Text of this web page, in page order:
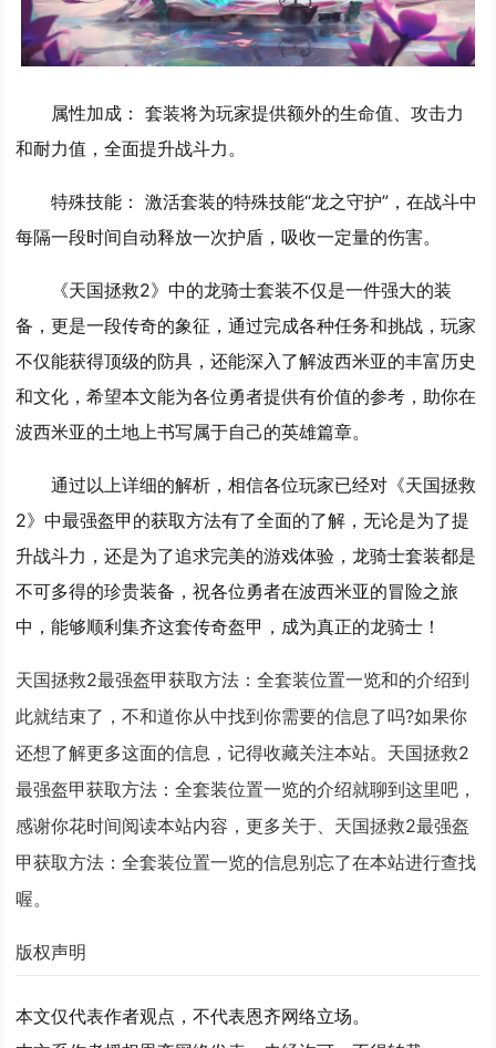
属性加成： 套装将为玩家提供额外的生命值、攻击力
和耐力值，全面提升战斗力。
特殊技能： 激活套装的特殊技能“龙之守护”，在战斗中
每隔一段时间自动释放一次护盾，吸收一定量的伤害。
《天国拯救2》中的龙骑士套装不仅是一件强大的装
备，更是一段传奇的象征，通过完成各种任务和挑战，玩家
不仅能获得顶级的防具，还能深入了解波西米亚的丰富历史
和文化，希望本文能为各位勇者提供有价值的参考，助你在
波西米亚的土地上书写属于自己的英雄篇章。
通过以上详细的解析，相信各位玩家已经对《天国拯救
2》中最强盔甲的获取方法有了全面的了解，无论是为了提
升战斗力，还是为了追求完美的游戏体验，龙骑士套装都是
不可多得的珍贵装备，祝各位勇者在波西米亚的冒险之旅
中，能够顺利集齐这套传奇盔甲，成为真正的龙骑士！
天国拯救2最强盔甲获取方法：全套装位置一览和的介绍到
此就结束了，不和道你从中找到你需要的信息了吗?如果你
还想了解更多这面的信息，记得收藏关注本站。天国拯救2
最强盔甲获取方法：全套装位置一览的介绍就聊到这里吧，
感谢你花时间阅读本站内容，更多关于、天国拯救2最强盔
甲获取方法：全套装位置一览的信息别忘了在本站进行查找
喔。
版权声明
本文仅代表作者观点，不代表恩齐网络立场。